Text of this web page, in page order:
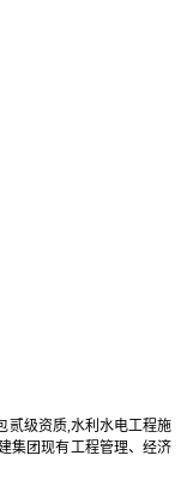
贰级资质,水利水电工程施
集团现有工程管理、经济